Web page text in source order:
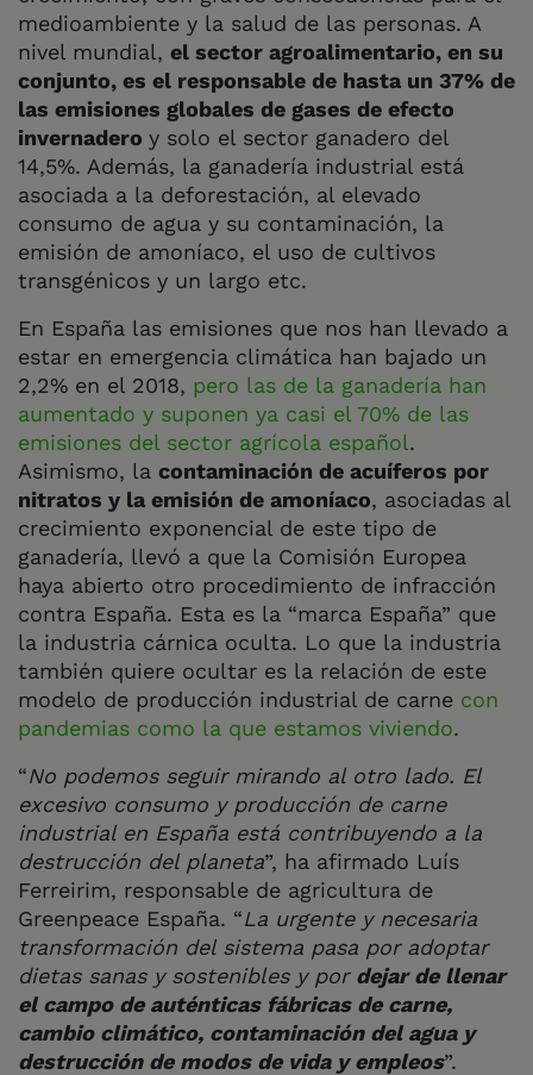
medioambiente y la salud de las personas. A
nivel mundial, el sector agroalimentario, en su
conjunto, es el responsable de hasta un 37% de
las emisiones globales de gases de efecto
invernadero y solo el sector ganadero del
14,5%. Además, la ganadería industrial está
asociada a la deforestación, al elevado
consumo de agua y su contaminación, la
emisión de amoníaco, el uso de cultivos
transgénicos y un largo etc.
En España las emisiones que nos han llevado a
estar en emergencia climática han bajado un
2,2% en el 2018, pero las de la ganadería han
aumentado y suponen ya casi el 70% de las
emisiones del sector agrícola español.
Asimismo, la contaminación de acuíferos por
nitratos y la emisión de amoníaco, asociadas al
crecimiento exponencial de este tipo de
ganadería, llevó a que la Comisión Europea
haya abierto otro procedimiento de infracción
contra España. Esta es la “marca España” que
la industria cárnica oculta. Lo que la industria
también quiere ocultar es la relación de este
modelo de producción industrial de carne con
pandemias como la que estamos viviendo.
“No podemos seguir mirando al otro lado. El
excesivo consumo y producción de carne
industrial en España está contribuyendo a la
destrucción del planeta”, ha afirmado Luís
Ferreirim, responsable de agricultura de
Greenpeace España. “La urgente y necesaria
transformación del sistema pasa por adoptar
dietas sanas y sostenibles y por dejar de llenar
el campo de auténticas fábricas de carne,
cambio climático, contaminación del agua y
destrucción de modos de vida y empleos”.